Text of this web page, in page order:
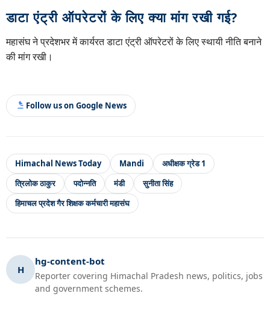
डाटा एंट्री ऑपरेटरों के लिए क्या मांग रखी गई?
महासंघ ने प्रदेशभर में कार्यरत डाटा एंट्री ऑपरेटरों के लिए स्थायी नीति बनाने
की मांग रखी।
Follow us on Google News
Himachal News Today Mandi
अधीक्षक ग्रेड 1
त्रिलोक ठाकुर
पदोन्नति मंडी
सुनीता सिंह
हिमाचल प्रदेश गैर शिक्षक कर्मचारी महासंघ
H
hg-content-bot
Reporter covering Himachal Pradesh news, politics, jobs
and government schemes.